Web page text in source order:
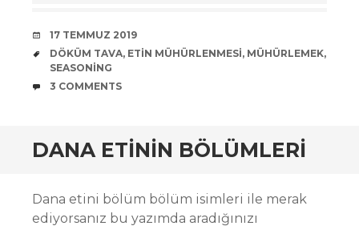
DATE
17 TEMMUZ 2019
TAGS
DÖKÜM TAVA, ETIN MÜHÜRLENMESI, MÜHÜRLEMEK,
SEASONING
COMMENTS
3 COMMENTS
DANA ETININ BÖLÜMLERI
Dana etini bölüm bölüm isimleri ile merak
ediyorsanız bu yazımda aradığınızı